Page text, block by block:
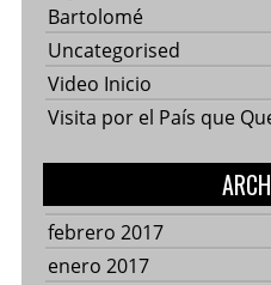
Bartolomé
Uncategorised
Video Inicio
Visita por el País que
febrero 2017
enero 2017